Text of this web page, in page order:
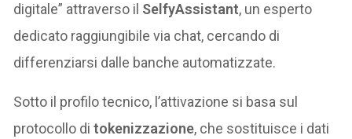
digitale” attraverso il SelfyAssistant, un esperto
dedicato raggiungibile via chat, cercando di
differenziarsi dalle banche automatizzate.
Sotto il profilo tecnico, l’attivazione si basa sul
protocollo ditokenizzazione, che sostituisce i dati